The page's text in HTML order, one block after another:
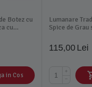
Botez cu
cu
in Cos
Lumanare
Spice de Grau
115,00 Lei
+
−